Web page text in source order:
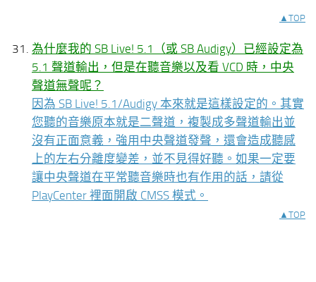
▲TOP
為什麼我的 SB Live! 5.1（或 SB Audigy）已經設定為
5.1 聲道輸出，但是在聽音樂以及看 VCD 時，中央
聲道無聲呢？
因為 SB Live! 5.1/Audigy 本來就是這樣設定的。其實
您聽的音樂原本就是二聲道，複製成多聲道輸出並
沒有正面意義，強用中央聲道發聲，還會造成聽感
上的左右分離度變差，並不見得好聽。如果一定要
讓中央聲道在平常聽音樂時也有作用的話，請從
PlayCenter 裡面開啟 CMSS 模式。
▲TOP